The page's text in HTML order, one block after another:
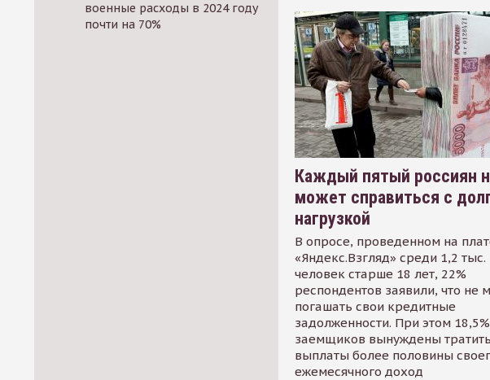
военные расходы в 2024 году
почти на 70%
Каждый пятый россиян
может справиться с
нагрузкой
В опросе, проведенном на
«Яндекс.Взгляд» среди 1,2 тыс.
человек старше 18 лет, 22%
респондентов заявили, что не
погашать свои кредитные
задолженности. При этом 18,5%
заемщиков вынуждены
выплаты более половины
ежемесячного доход